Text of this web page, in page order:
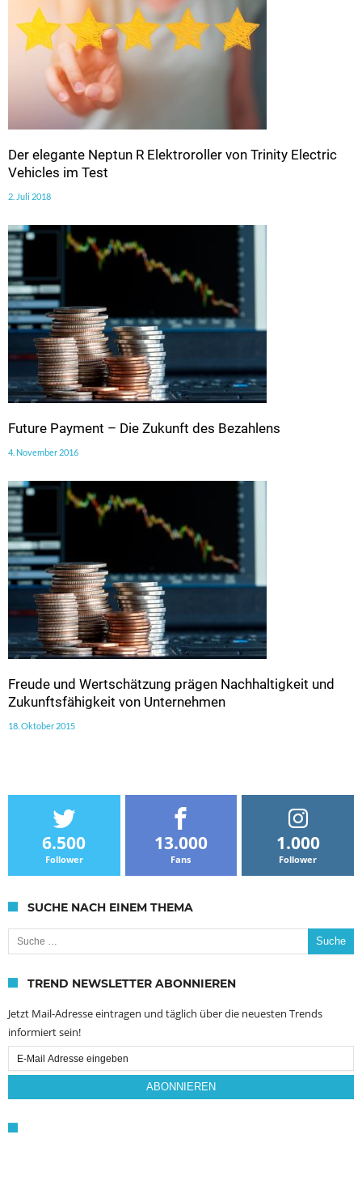
Der elegante Neptun R Elektroroller von Trinity Electric
Vehicles im Test
2. Juli 2018
Future Payment – Die Zukunft des Bezahlens
4. November 2016
Freude und Wertschätzung prägen Nachhaltigkeit und
Zukunftsfähigkeit von Unternehmen
18. Oktober 2015
6.500
Follower
13.000
Fans
1.000
Follower
SUCHE NACH EINEM THEMA
Suche nach:
TREND NEWSLETTER ABONNIEREN
Jetzt Mail-Adresse eintragen und täglich über die neuesten Trends
informiert sein!
Email
Subscription
ABONNIEREN